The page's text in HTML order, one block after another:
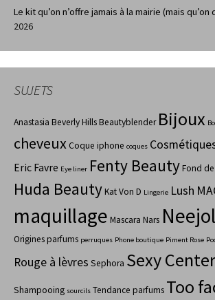
Le kit qu’on n’offre jamais à la mairie (mais qu’on
2026
SUJETS
Anastasia Beverly HillsBeautyblender Bijoux
cheveuxCoque iphone coques
Eric Favre Eye liner Fenty BeautyFond
Huda BeautyKat Von D Lingerie Lush
maquillage Mascara Nars
Origines parfums perruques Phone boutique Piment Rose
Rouge à lèvres Sephora Sexy Center
Shampooing sourcils Tendance parfums Too